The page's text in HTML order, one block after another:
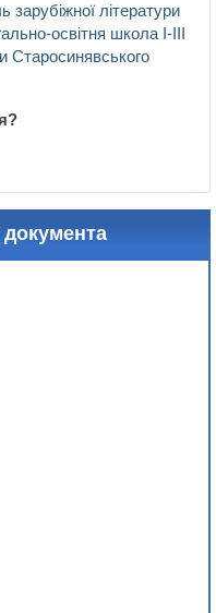
зарубіжної літератури
освітня школа І-ІІІ
Старосинявського
документа